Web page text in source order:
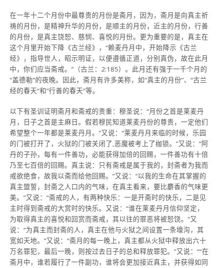
在一年十二个月份中最尊贵的月份是斋月，因为，斋月是向真主祈
祷的月份，是精神升华的月份，是顺主的月份，近主的月份，行善
的月份，是真主饶恕、慈悯、喜悦的月份。更为重要的是，真主在
这个月里开始下降《古兰经》，“赖麦丹月中，开始降示《古兰
经》，指导世人，昭示明证，以便遵循正道，分别真伪，故在此月
中，你们应当斋戒。”（古兰：2:185）。此月还有强于一千个月的
“盖德勒”的夜晚。因此，斋月有许多美称，如“真主的月份”、“古兰
经的春天”和“行善的春天”等。
以下有圣训证明斋月和斋戒的贵重：穆圣说：“月份之首是莱麦丹
月，日子之首是主麻日。假若穆民知道莱麦丹份的尊贵，一定他们
希望整个一年都是莱麦丹月。”又说：“莱麦丹月来临的时候，乐园
的门被打开了，火狱的门被关闭了,恶魔被考上了枷锁。”又说：“阿
丹的子孙，每有一件善功，必能获得加倍的回赐，一件善功有十倍
乃至七百倍的回赐。真主说：只有斋戒是属于我的，封斋者为我而
戒欲绝食，故我以斋而给他回赐。”又说：“以我的生命在其掌握的
真主盟誓，封斋之人口内的气味，在真主看来，要比麝香的气味更
美。”又说：“斋戒的人，有两种快乐：一是开斋时的快乐，二是见
主时得到斋戒的大赏时的快乐。又说：“谁在莱麦丹月信仰坚定，
为取得真主的喜悦和回赏而斋戒，其以往的罪恶将被恕饶。”又
说：“为真主而封斋的人，真主在他与火狱之间设置一条壕沟，其
宽如天地。”又说：“斋月的每一晚上，真主都从火狱中释放出六十
万名罪犯，最后一晚，则按过去日子的总和释放罪犯。”又说：““在
斋月中，谁若履行了一件副功，谁将会更加接近真主，并获得如同